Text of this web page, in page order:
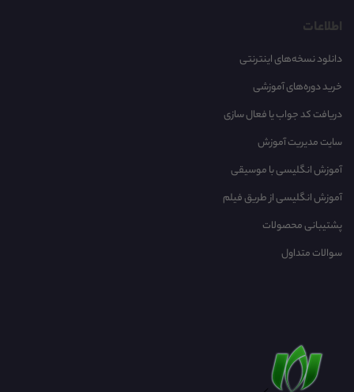
اطلاعات
دانلود نسخه‌های اینترنتی
خرید دوره‌های آموزشی
دریافت کد جواب یا فعال سازی
سایت مدیریت آموزش
آموزش انگلیسی با موسیقی‌
آموزش انگلیسی از طریق فیلم
پشتیبانی محصولات
سوالات متداول